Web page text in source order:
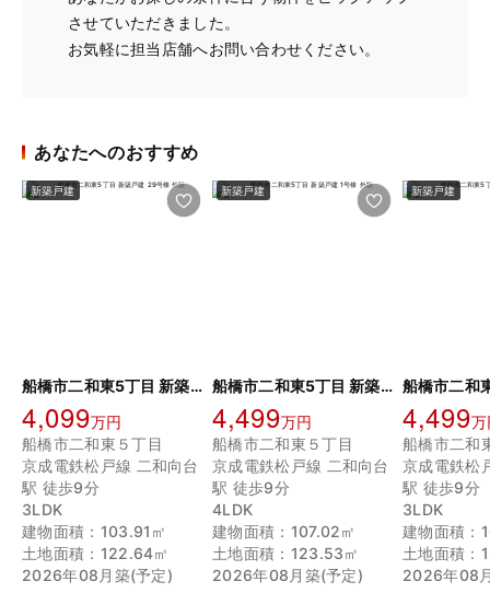
させていただきました。
お気軽に担当店舗へお問い合わせください。
あなたへのおすすめ
新築戸建
船橋市二和東5丁目 新築戸建 29号棟
4,099万円
船橋市二和東５丁目
京成電鉄松戸線 二和向台
駅 徒歩9分
3LDK
建物面積：103.91㎡
土地面積：122.64㎡
2026年08月築(予定)
新築戸建
船橋市二和東5丁目 新築戸建 1号棟
4,499万円
船橋市二和東５丁目
京成電鉄松戸線 二和向台
駅 徒歩9分
4LDK
建物面積：107.02㎡
土地面積：123.53㎡
2026年08月築(予定)
新築戸建
4,499万
船橋市二和
京成電鉄松
駅 徒歩9分
3LDK
建物面積：
土地面積：
2026年08